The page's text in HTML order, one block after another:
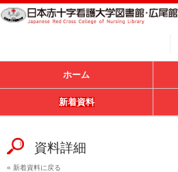
ホーム
新着資料
資料詳細
新着資料に戻る